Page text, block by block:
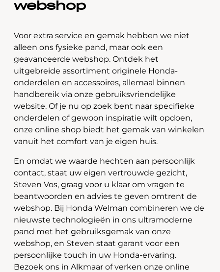
webshop
Voor extra service en gemak hebben we niet
alleen ons fysieke pand, maar ook een
geavanceerde webshop. Ontdek het
uitgebreide assortiment originele Honda-
onderdelen en accessoires, allemaal binnen
handbereik via onze gebruiksvriendelijke
website. Of je nu op zoek bent naar specifieke
onderdelen of gewoon inspiratie wilt opdoen,
onze online shop biedt het gemak van winkelen
vanuit het comfort van je eigen huis.
En omdat we waarde hechten aan persoonlijk
contact, staat uw eigen vertrouwde gezicht,
Steven Vos, graag voor u klaar om vragen te
beantwoorden en advies te geven omtrent de
webshop. Bij Honda Welman combineren we de
nieuwste technologieën in ons ultramoderne
pand met het gebruiksgemak van onze
webshop, en Steven staat garant voor een
persoonlijke touch in uw Honda-ervaring.
Bezoek ons in Alkmaar of verken onze online